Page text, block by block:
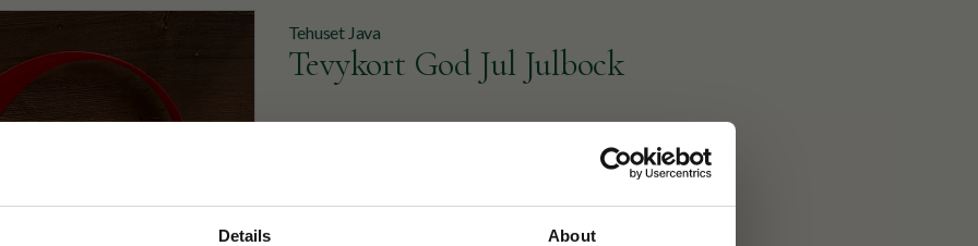
Details About
Tehuset Java
Tevykort God Jul Julbock
Köp 3 för 129kr (ord. pris 147kr)